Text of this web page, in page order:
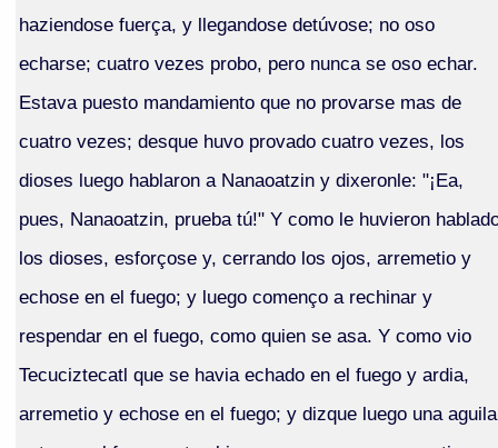
haziendose fuerça, y llegandose detúvose; no oso
echarse; cuatro vezes probo, pero nunca se oso echar.
Estava puesto mandamiento que no provarse mas de
cuatro vezes; desque huvo provado cuatro vezes, los
dioses luego hablaron a Nanaoatzin y dixeronle: "¡Ea,
pues, Nanaoatzin, prueba tú!" Y como le huvieron
los dioses, esforçose y, cerrando los ojos, arremetio y
echose en el fuego; y luego començo a rechinar y
respendar en el fuego, como quien se asa. Y como vio
Tecuciztecatl que se havia echado en el fuego y ardia,
arremetio y echose en el fuego; y dizque luego una aguila